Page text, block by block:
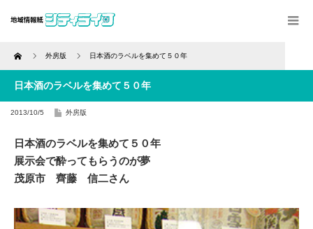
Home 外房版 日本酒のラベルを集めて５０年
日本酒のラベルを集めて５０年
2013/10/5 外房版
日本酒のラベルを集めて５０年
展示会で酔ってもらうのが夢
茂原市 齊藤 信二さん